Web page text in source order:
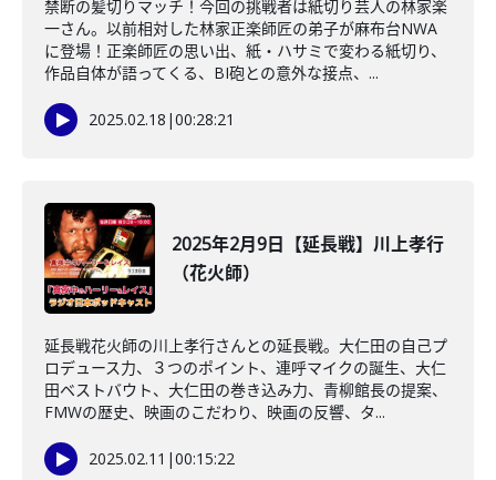
禁断の髪切りマッチ！今回の挑戦者は紙切り芸人の林家楽
一さん。以前相対した林家正楽師匠の弟子が麻布台NWA
に登場！正楽師匠の思い出、紙・ハサミで変わる紙切り、
作品自体が語ってくる、BI砲との意外な接点、...
2025.02.18 |00:28:21
2025年2月9日【延長戦】川上孝行
（花火師）
延長戦花火師の川上孝行さんとの延長戦。大仁田の自己プ
ロデュース力、３つのポイント、連呼マイクの誕生、大仁
田ベストバウト、大仁田の巻き込み力、青柳館長の提案、
FMWの歴史、映画のこだわり、映画の反響、タ...
2025.02.11 |00:15:22